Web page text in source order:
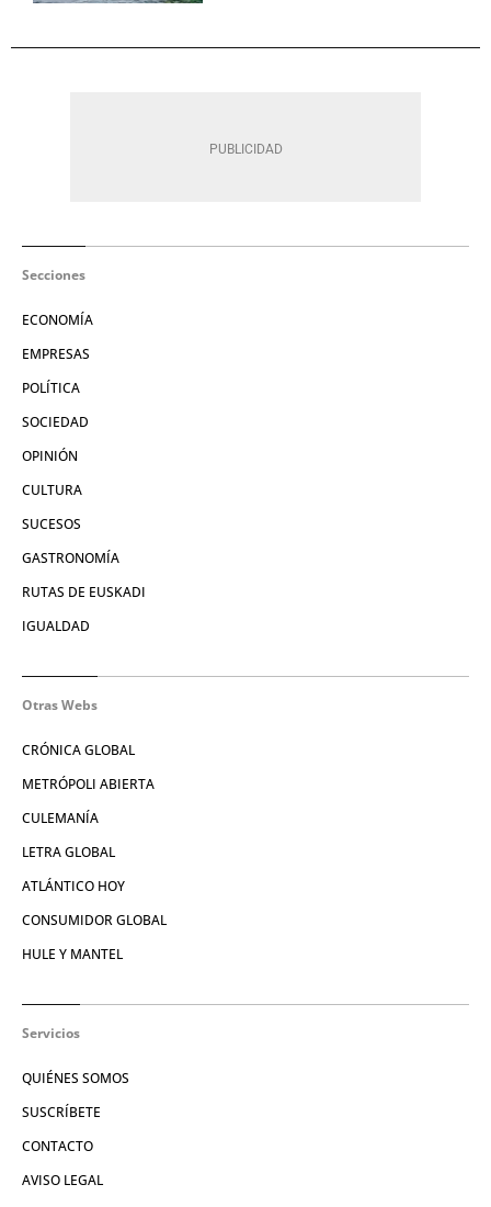
Secciones
ECONOMÍA
EMPRESAS
POLÍTICA
SOCIEDAD
OPINIÓN
CULTURA
SUCESOS
GASTRONOMÍA
RUTAS DE EUSKADI
IGUALDAD
Otras Webs
CRÓNICA GLOBAL
METRÓPOLI ABIERTA
CULEMANÍA
LETRA GLOBAL
ATLÁNTICO HOY
CONSUMIDOR GLOBAL
HULE Y MANTEL
Servicios
QUIÉNES SOMOS
SUSCRÍBETE
CONTACTO
AVISO LEGAL